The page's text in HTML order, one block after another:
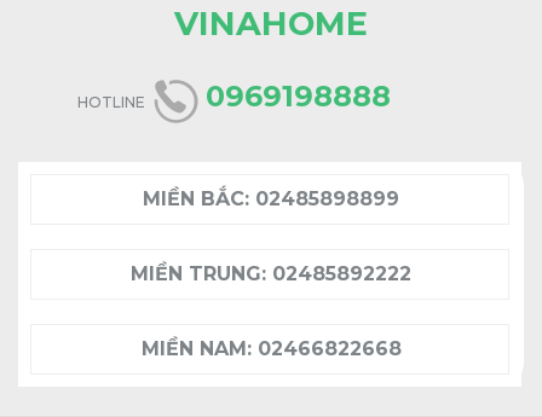
VINAHOME
HOTLINE 0969198888
MIỀN BẮC: 02485898899
MIỀN TRUNG: 02485892222
MIỀN NAM: 02466822668